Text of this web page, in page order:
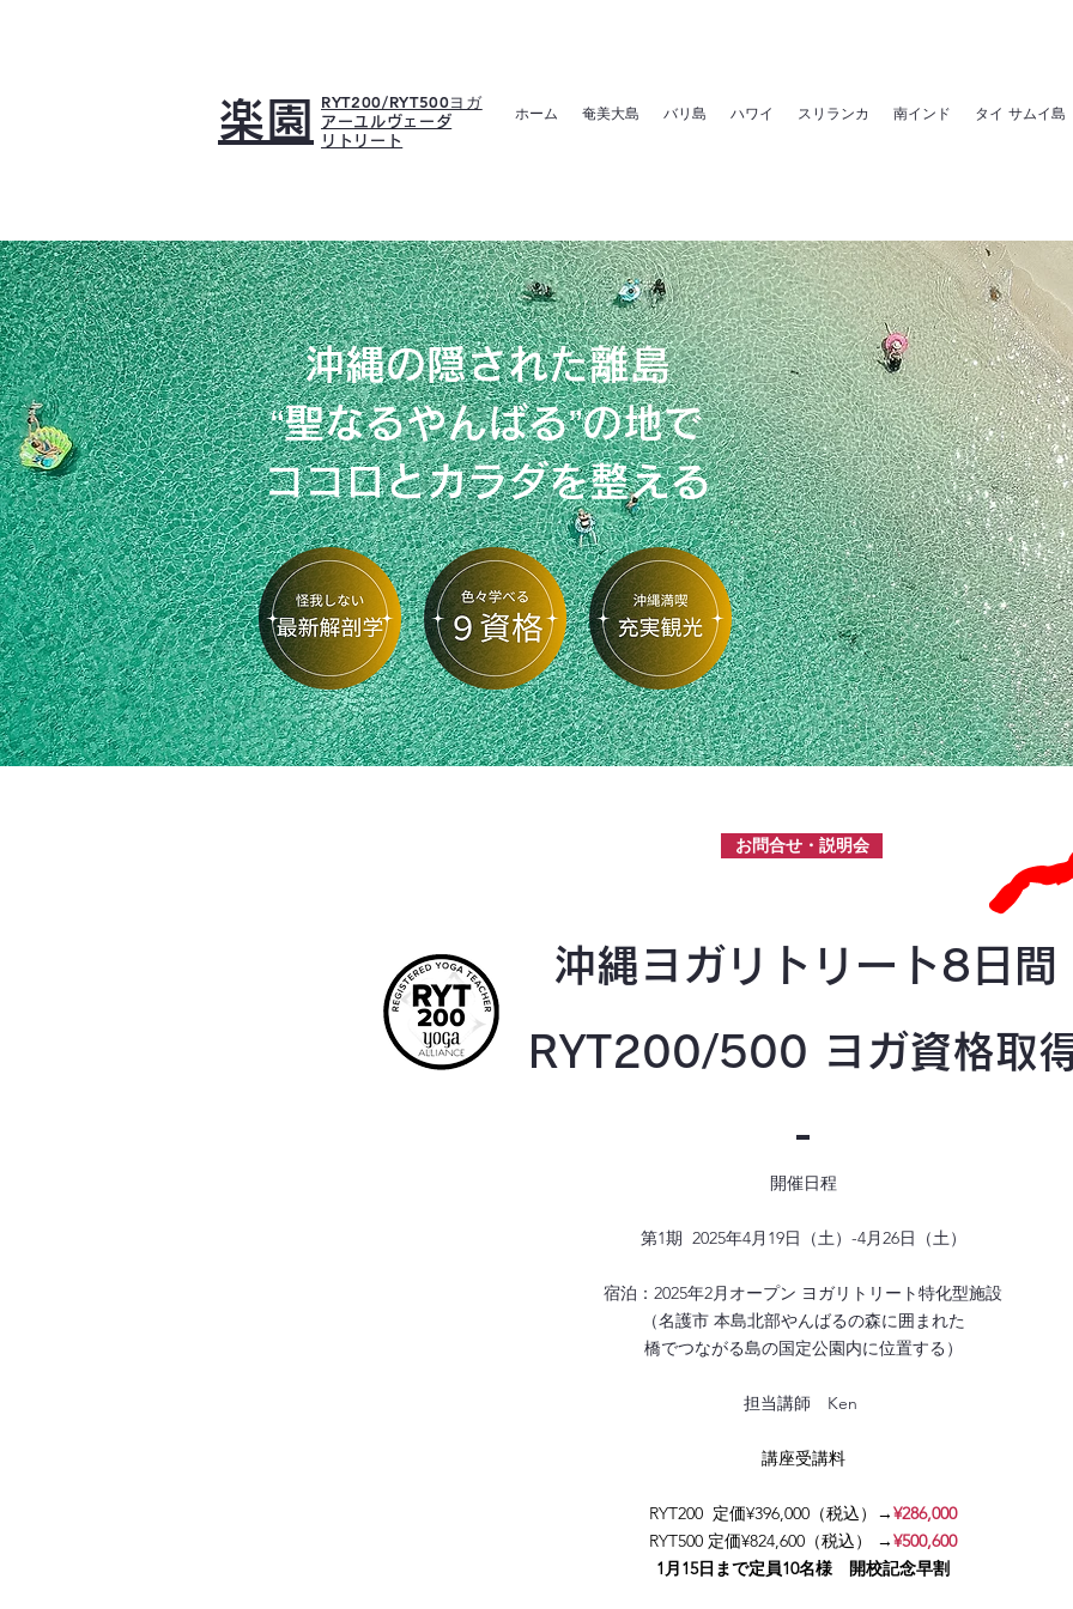
楽園 RYT200/RYT500ヨガ
アーユルヴェーダ
リトリート
ホーム 奄美大島 バリ島 ハワイ スリランカ 南インド タイ サムイ島
沖縄の隠された離島
“聖なるやんばる”の地で
ココロとカラダを整える
お問合せ・説明会
沖縄ヨガリトリート8日間
RYT200/500 ヨガ資格取
開催日程
第1期 2025年4月19日（土）-4月26日（土）
宿泊：2025年2月オープン ヨガリトリート特化型施設
（名護市 本島北部やんばるの森に囲まれた
橋でつながる島の国定公園内に位置する）
​担当講師 Ken
講座受講料
RYT200 定価¥396,000（税込）→¥286,000
RYT500 定価¥824,600（税込） →¥500,600
1月15日まで定員10名様 開校記念早割